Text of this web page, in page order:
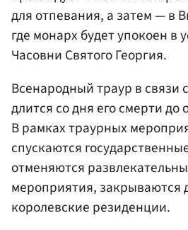
для отпевания, а затем — в
где монарх будет упокоен в
Часовни Святого Георгия.
Всенародный траур в связи
длится со дня его смерти
В рамках траурных
спускаются
отменяются
мероприятия, закрываются
королевские резиденции.